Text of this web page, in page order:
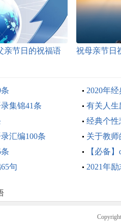
亲节日的祝福语 祝母亲节日
2020年
集锦41条
有关人生
经典个性
汇编100条
关于教
【必备
句
2021年